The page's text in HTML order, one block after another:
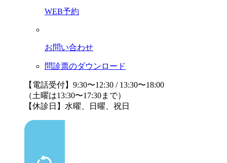
WEB予約
お問い合わせ
問診票のダウンロード
【電話受付】9:30〜12:30 / 13:30〜18:00
（土曜は13:30〜17:30まで）
【休診日】水曜、日曜、祝日